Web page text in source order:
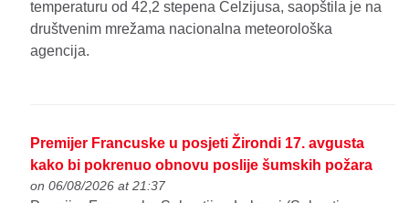
temperaturu od 42,2 stepena Celzijusa, saopštila je na
društvenim mrežama nacionalna meteorološka
agencija.
Premijer Francuske u posjeti Žirondi 17. avgusta
kako bi pokrenuo obnovu poslije šumskih požara
on 06/08/2026 at 21:37